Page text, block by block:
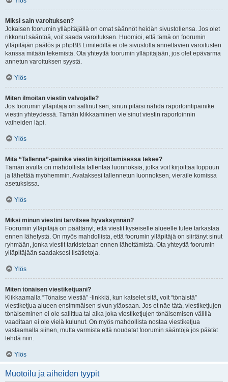
Miksi sain varoituksen?
Jokaisen foorumin ylläpitäjällä on omat säännöt heidän sivustollensa. Jos olet
rikkonut sääntöä, voit saada varoituksen. Huomioi, että tämä on foorumin
ylläpitäjän päätös ja phpBB Limitedillä ei ole sivustolla annettavien varoitusten
kanssa mitään tekemistä. Ota yhteyttä foorumin ylläpitäjään, jos olet epävarma
annetun varoituksen syystä.
Ylös
Miten ilmoitan viestin valvojalle?
Jos foorumin ylläpitäjä on sallinut sen, sinun pitäisi nähdä raportointipainike
viestin yhteydessä. Tämän klikkaaminen vie sinut viestin raportoinnin
vaiheiden läpi.
Ylös
Mitä “Tallenna”-painike viestin kirjoittamisessa tekee?
Tämän avulla on mahdollista tallentaa luonnoksia, jotka voit kirjoittaa loppuun
ja lähettää myöhemmin. Avataksesi tallennetun luonnoksen, vieraile komissa
asetuksissa.
Ylös
Miksi minun viestini tarvitsee hyväksynnän?
Foorumin ylläpitäjä on päättänyt, että viestit kyseiselle alueelle tulee tarkastaa
ennen lähetystä. On myös mahdollista, että foorumin ylläpitäjä on siirtänyt sinut
ryhmään, jonka viestit tarkistetaan ennen lähettämistä. Ota yhteyttä foorumin
ylläpitäjään saadaksesi lisätietoja.
Ylös
Miten tönäisen viestiketjuani?
Klikkaamalla “Tönaise viestiä” -linkkiä, kun katselet sitä, voit “tönäistä”
viestiketjua alueen ensimmäisen sivun yläosaan. Jos et näe tätä, viestiketjujen
tönäiseminen ei ole sallittua tai aika joka viestiketjujen tönäisemisen välillä
vaaditaan ei ole vielä kulunut. On myös mahdollista nostaa viestiketjua
vastaamalla siihen, mutta varmista että noudatat foorumin sääntöjä jos päätät
tehdä niin.
Ylös
Muotoilu ja aiheiden tyypit